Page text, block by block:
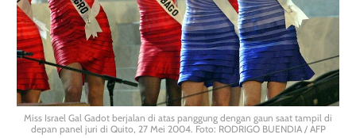
Miss Israel Gal Gadot berjalan di atas panggung dengan gaun saat tampil di
depan panel juri di Quito, 27 Mei 2004. Foto: RODRIGO BUENDIA / AFP